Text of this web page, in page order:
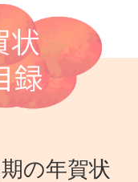
の年賀状